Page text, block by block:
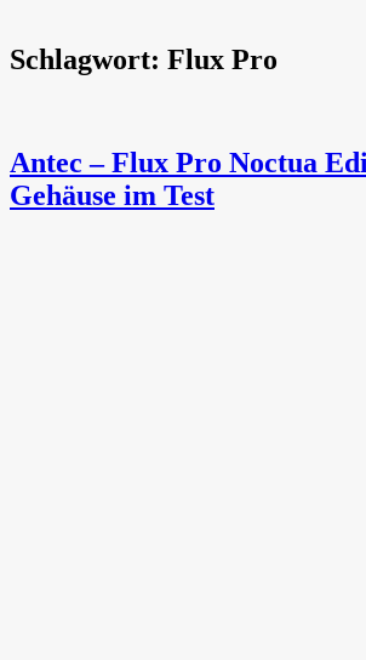
Schlagwort: Flux Pro
Antec – Flux Pro Noctua
Gehäuse im Test